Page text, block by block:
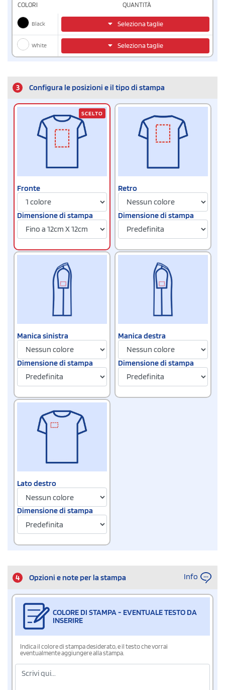
COLORI QUANTITÀ
Black Seleziona taglie
White Seleziona taglie
3 Configura le posizioni e il tipo di stampa
Fronte
Dimensione di stampa
SCELTO
Retro
Dimensione di stampa
Manica sinistra
Dimensione di stampa
Manica destra
Dimensione di stampa
Lato destro
Dimensione di stampa
4 Opzioni e note per la stampa Info
COLORE DI STAMPA - EVENTUALE TESTO DA
INSERIRE
Indica il colore di stampa desiderato, e il testo che vorrai
eventualmente aggiungere alla stampa.